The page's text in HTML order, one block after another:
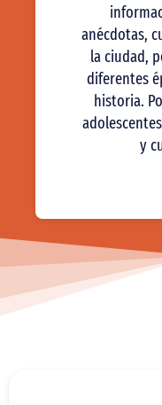
anécdotas,
la ciudad,
diferentes
historia.
y